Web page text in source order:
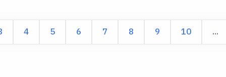
4 5 6 7 8 9 10 ...